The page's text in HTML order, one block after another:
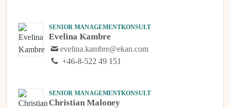
SENIOR MANAGEMENTKONSULT
Evelina Kambre
evelina.kambre@ekan.com
+46-8-522 49 151
SENIOR MANAGEMENTKONSULT
Christian Maloney